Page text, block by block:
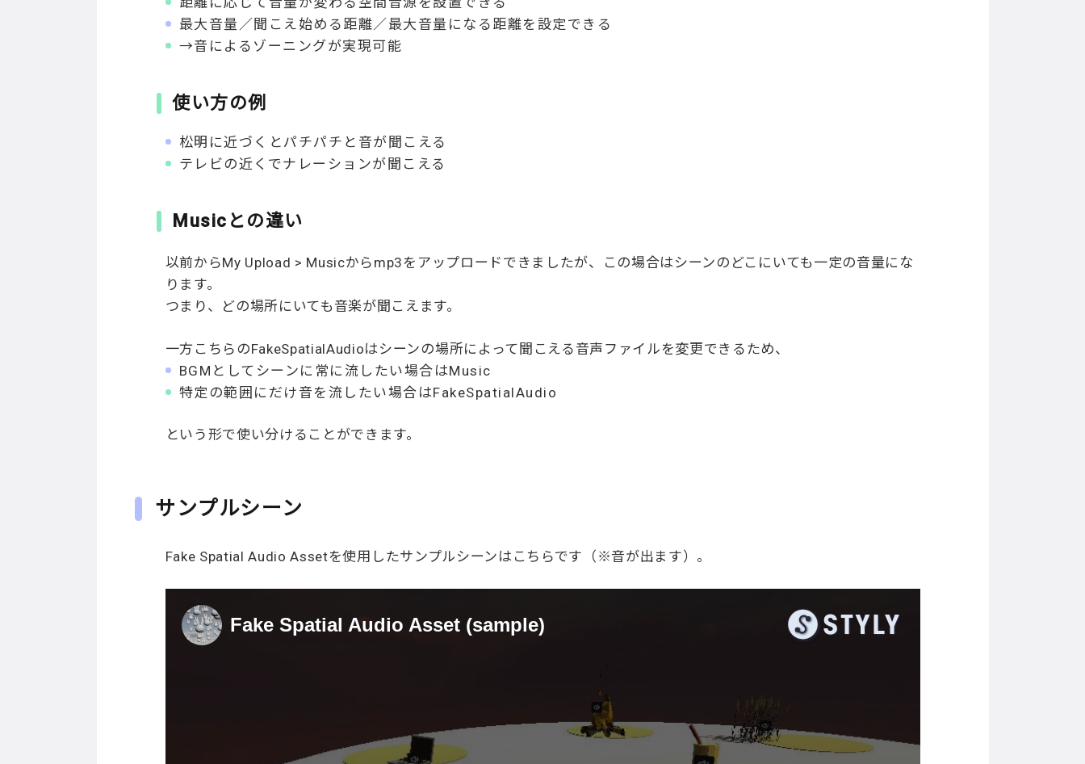
最大音量／聞こえ始める距離／最大音量になる距離を設定できる
→音によるゾーニングが実現可能
使い方の例
松明に近づくとパチパチと音が聞こえる
テレビの近くでナレーションが聞こえる
Musicとの違い
以前からMy Upload > Musicからmp3をアップロードできましたが、この場合はシーンのどこにいても一定の音量にな
ります。
つまり、どの場所にいても音楽が聞こえます。
一方こちらのFakeSpatialAudioはシーンの場所によって聞こえる音声ファイルを変更できるため、
BGMとしてシーンに常に流したい場合はMusic
特定の範囲にだけ音を流したい場合はFakeSpatialAudio
という形で使い分けることができます。
サンプルシーン
Fake Spatial Audio Assetを使用したサンプルシーンはこちらです（※音が出ます）。